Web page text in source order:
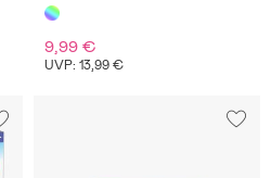
9,99 €
UVP: 13,99 €